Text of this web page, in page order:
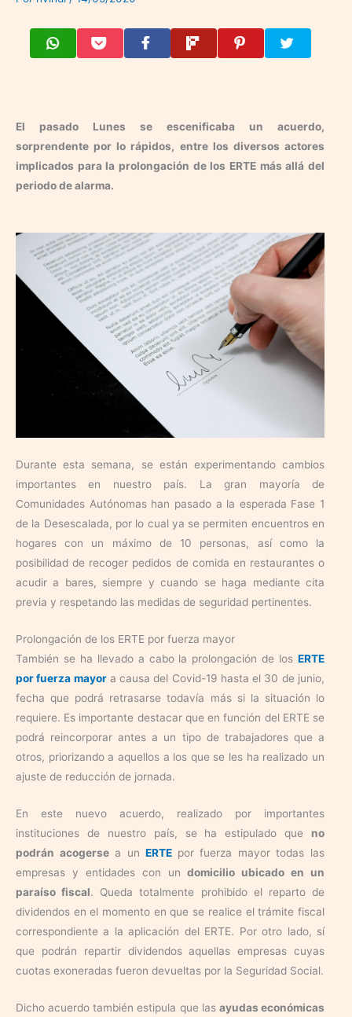
El pasado Lunes se escenificaba un acuerdo,
sorprendente por lo rápidos, entre los diversos actores
implicados para la prolongación de los ERTE más allá del
periodo de alarma.
Durante esta semana, se están experimentando cambios
importantes en nuestro país. La gran mayoría de
Comunidades Autónomas han pasado a la esperada Fase 1
de la Desescalada, por lo cual ya se permiten encuentros en
hogares con un máximo de 10 personas, así como la
posibilidad de recoger pedidos de comida en restaurantes o
acudir a bares, siempre y cuando se haga mediante cita
previa y respetando las medidas de seguridad pertinentes.
Prolongación de los ERTE por fuerza mayor
También se ha llevado a cabo la prolongación de los ERTE
por fuerza mayora causa del Covid-19 hasta el 30 de junio,
fecha que podrá retrasarse todavía más si la situación lo
requiere. Es importante destacar que en función del ERTE se
podrá reincorporar antes a un tipo de trabajadores que a
otros, priorizando a aquellos a los que se les ha realizado un
ajuste de reducción de jornada.
En este nuevo acuerdo, realizado por importantes
instituciones de nuestro país, se ha estipulado que no
podrán acogersea unERTE por fuerza mayor todas las
empresas y entidades con undomicilio ubicado en un
paraíso fiscal. Queda totalmente prohibido el reparto de
dividendos en el momento en que se realice el trámite fiscal
correspondiente a la aplicación del ERTE. Por otro lado, sí
que podrán repartir dividendos aquellas empresas cuyas
cuotas exoneradas fueron devueltas por la Seguridad Social.
Dicho acuerdo también estipula que las ayudas económicas